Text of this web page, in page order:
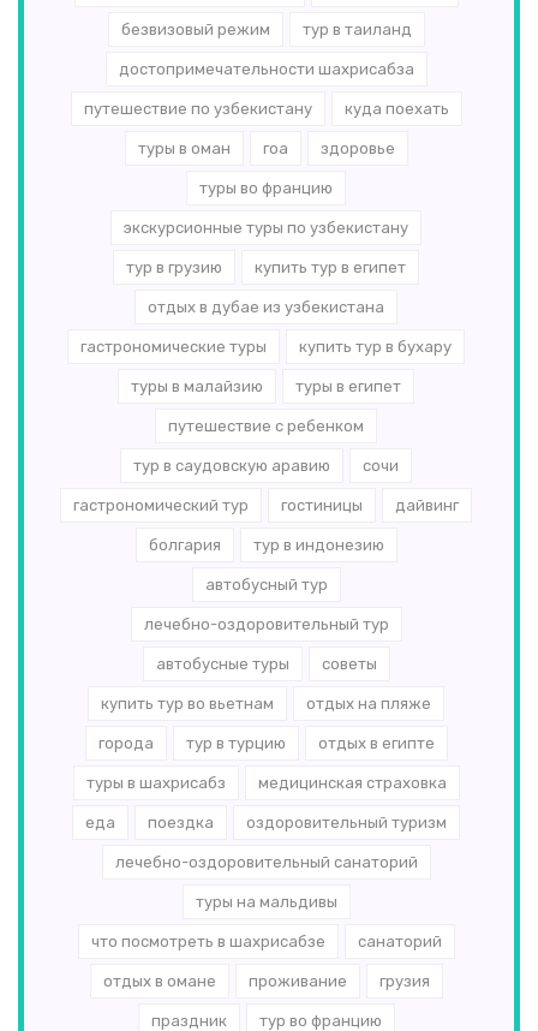
безвизовый режим тур в таиланд
достопримечательности шахрисабза
путешествие по узбекистану куда поехать
туры в оман гоа здоровье
туры во францию
экскурсионные туры по узбекистану
тур в грузию купить тур в египет
отдых в дубае из узбекистана
гастрономические туры купить тур в бухару
туры в малайзию туры в египет
путешествие с ребенком
тур в саудовскую аравию сочи
гастрономический тур гостиницы дайвинг
болгария тур в индонезию
автобусный тур
лечебно-оздоровительный тур
автобусные туры советы
купить тур во вьетнам отдых на пляже
города тур в турцию отдых в египте
туры в шахрисабз медицинская страховка
еда поездка оздоровительный туризм
лечебно-оздоровительный санаторий
туры на мальдивы
что посмотреть в шахрисабзе санаторий
отдых в омане проживание грузия
праздник тур во францию